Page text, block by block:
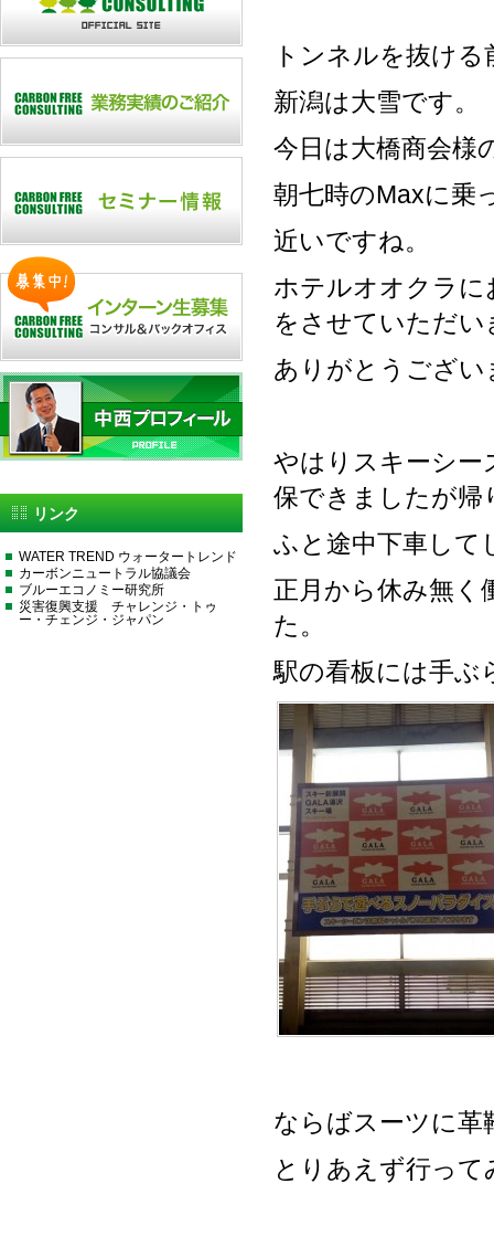
トンネルを抜け
新潟は大雪です。
今日は大橋商会様
朝七時のMaxに乗
近いですね。
ホテルオオクラに
をさせていただい
ありがとうござい
やはりスキーシー
保できましたが帰
ふと途中下車して
正月から休み無く
た。
駅の看板には手ぶ
ならばスーツに革
とりあえず行って
リンク
WATER TREND ウォータートレンド
カーボンニュートラル協議会
ブルーエコノミー研究所
災害復興支援 チャレンジ・トゥ
ー・チェンジ・ジャパン